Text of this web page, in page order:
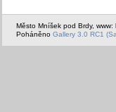
Město Mníšek pod Brdy,
Poháněno Gallery 3.0 RC1